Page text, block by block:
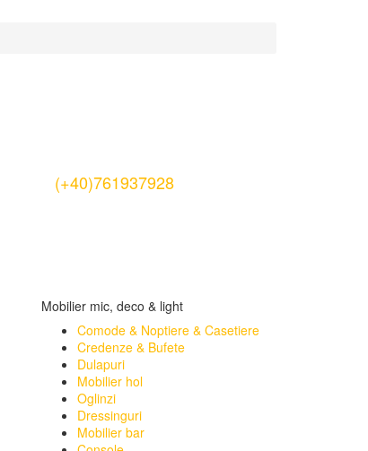
(+40)761937928
Mobilier mic, deco & light
Comode & Noptiere & Casetiere
Credenze & Bufete
Dulapuri
Mobilier hol
Oglinzi
Dressinguri
Mobilier bar